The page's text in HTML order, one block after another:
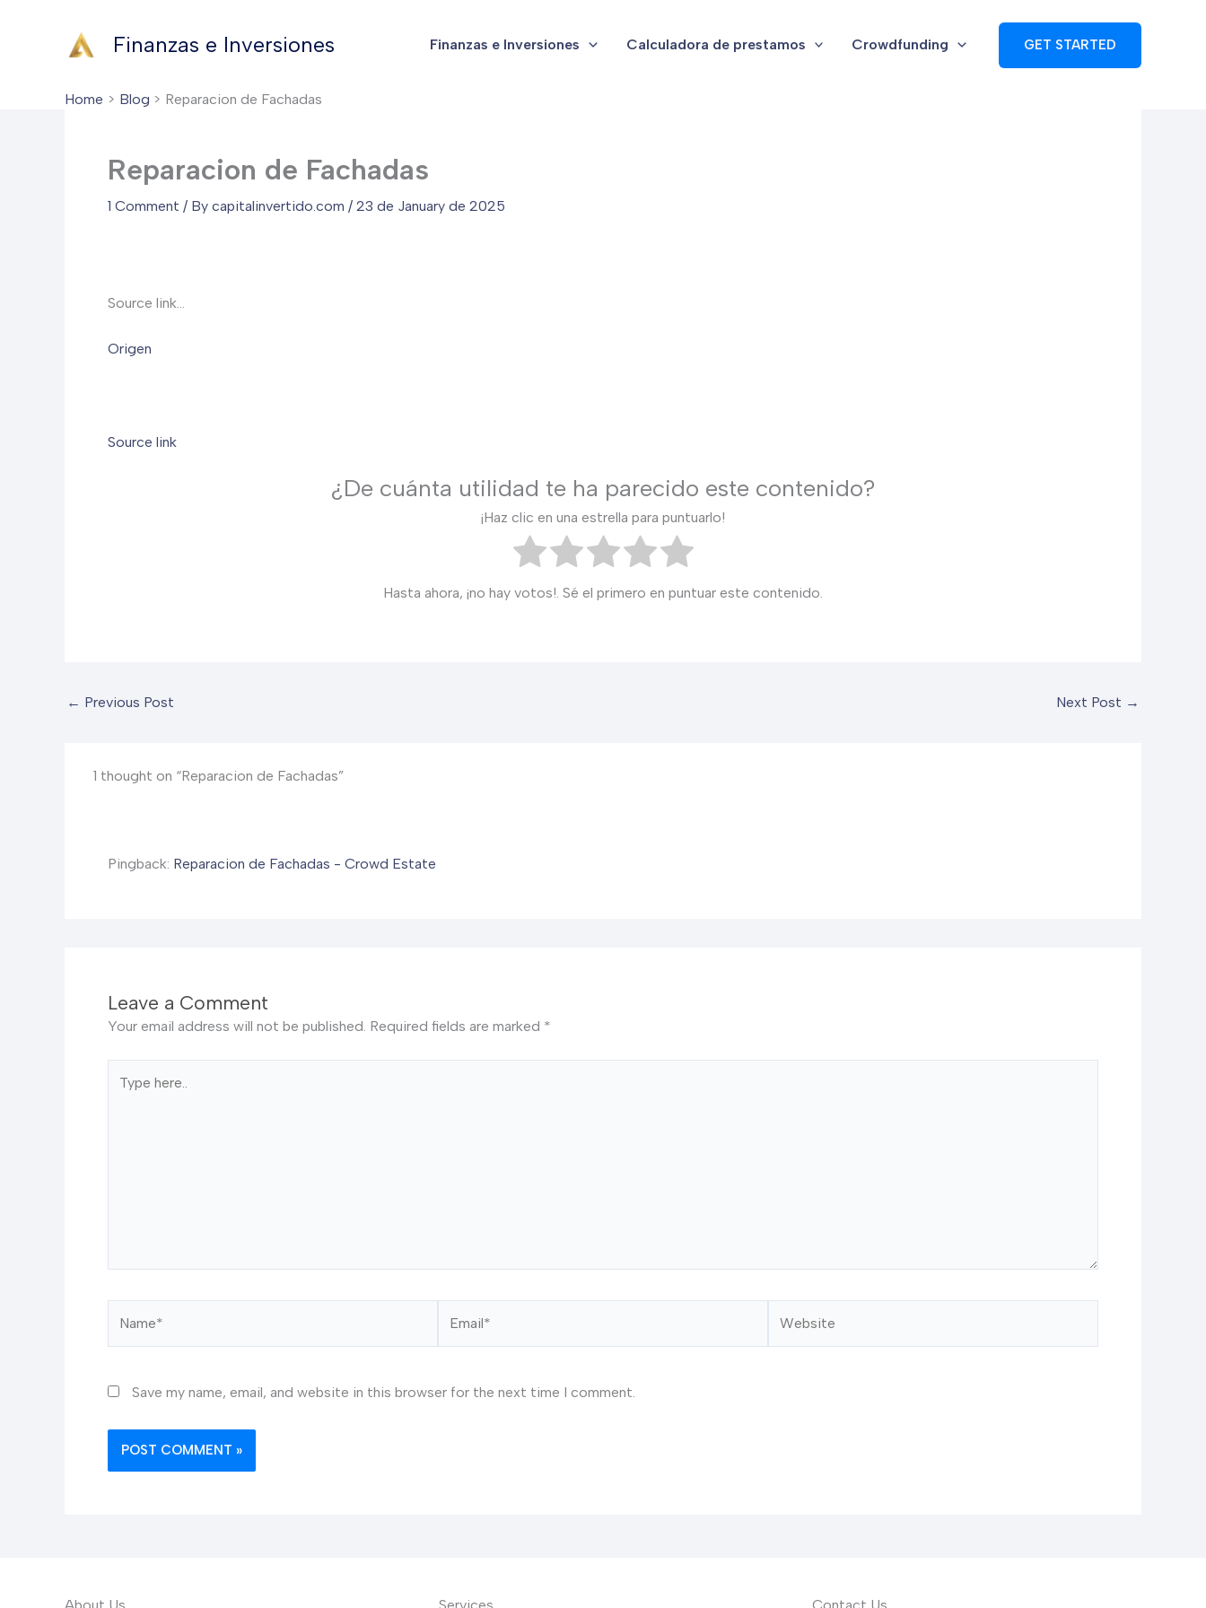
Finanzas e Inversiones Finanzas e Inversiones Calculadora de prestamos Crowdfunding GET STARTED
Home Blog Reparacion de Fachadas
Reparacion de Fachadas
1 Comment / By capitalinvertido.com / 23 de January de 2025
Source link…
Origen
Source link
¿De cuánta utilidad te ha parecido este contenido?
¡Haz clic en una estrella para puntuarlo!
Hasta ahora, ¡no hay votos!. Sé el primero en puntuar este contenido.
← Previous Post Next Post →
1 thought on “Reparacion de Fachadas”
Pingback: Reparacion de Fachadas - Crowd Estate
Leave a Comment
Your email address will not be published. Required fields are marked *
here..
Save my name, email, and website in this browser for the next time I comment.